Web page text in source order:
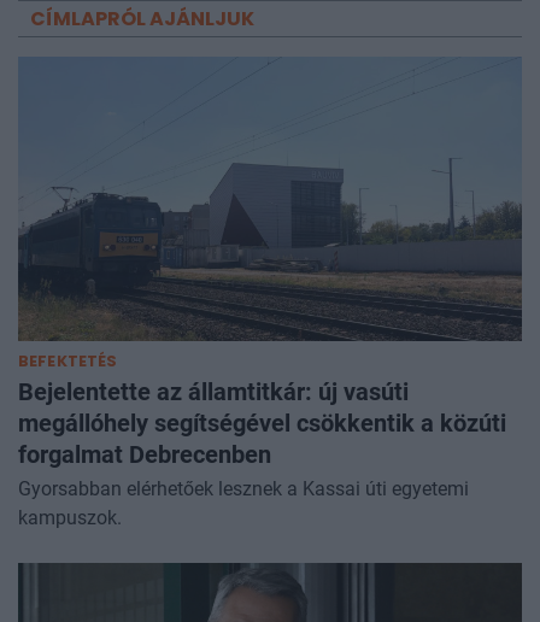
CÍMLAPRÓL AJÁNLJUK
BEFEKTETÉS
Bejelentette az államtitkár: új vasúti
megállóhely segítségével csökkentik a közúti
forgalmat Debrecenben
Gyorsabban elérhetőek lesznek a Kassai úti egyetemi
kampuszok.